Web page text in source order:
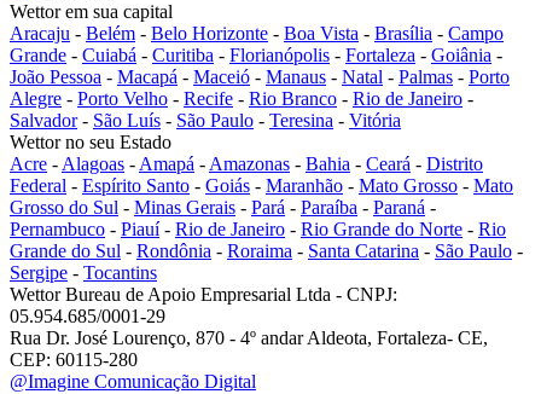
Wettor em sua capital
Aracaju - Belém - Belo Horizonte - Boa Vista - Brasília - Campo
Grande - Cuiabá - Curitiba - Florianópolis - Fortaleza - Goiânia -
João Pessoa - Macapá - Maceió - Manaus - Natal - Palmas - Porto
Alegre - Porto Velho - Recife - Rio Branco - Rio de Janeiro -
Salvador- São Luís - São Paulo - Teresina - Vitória
Wettor no seu Estado
Acre - Alagoas - Amapá - Amazonas - Bahia - Ceará - Distrito
Federal - Espírito Santo - Goiás - Maranhão - Mato Grosso - Mato
Grosso do Sul - Minas Gerais - Pará - Paraíba - Paraná -
Pernambuco - Piauí- Rio de Janeiro - Rio Grande do Norte - Rio
Grande do Sul - Rondônia - Roraima - Santa Catarina - São Paulo -
Sergipe - Tocantins
Wettor Bureau de Apoio Empresarial Ltda - CNPJ:
05.954.685/0001-29
Rua Dr. José Lourenço, 870 - 4º andar Aldeota, Fortaleza- CE,
CEP: 60115-280
@Imagine Comunicação Digital